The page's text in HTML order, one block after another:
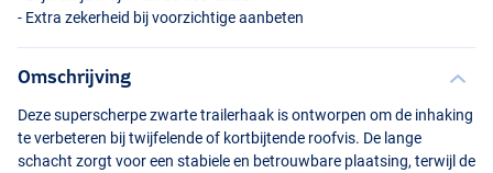
- Extra zekerheid bij voorzichtige aanbeten
Omschrijving
Deze superscherpe zwarte trailerhaak is ontworpen om de inhaking
te verbeteren bij twijfelende of kortbijtende roofvis. De lange
schacht zorgt voor een stabiele en betrouwbare plaatsing, terwijl de